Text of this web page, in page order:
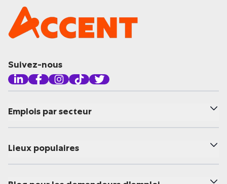
Suivez-nous
Emplois par secteur
Lieux populaires